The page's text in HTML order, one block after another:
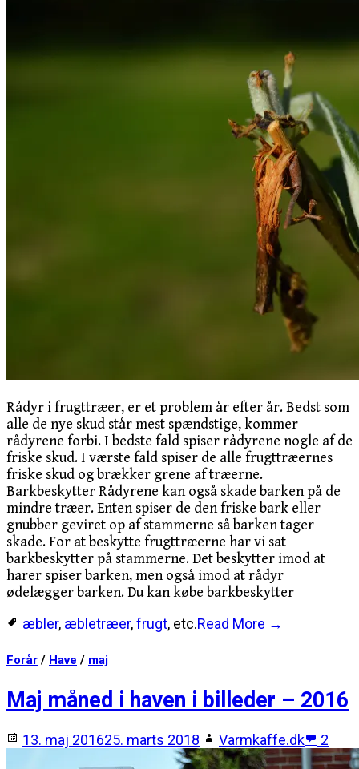
Rådyr i frugttræer, er et problem år efter år. Bedst som
alle de nye skud står mest spændstige, kommer
rådyrene forbi. I bedste fald spiser rådyrene nogle af de
friske skud. I værste fald spiser de alle frugttræernes
friske skud og brækker grene af træerne.
Barkbeskytter Rådyrene kan også skade barken på de
mindre træer. Enten spiser de den friske bark eller
gnubber geviret op af stammerne så barken tager
skade. For at beskytte frugttræerne har vi sat
barkbeskytter på stammerne. Det beskytter imod at
harer spiser barken, men også imod at rådyr
ødelægger barken. Du kan købe barkbeskytter
æbler, æbletræer,frugt, etc.Read More →
Forår / Have / maj
Maj måned i haven i billeder – 2016
13. maj 201625. marts 2018 Varmkaffe.dk 2